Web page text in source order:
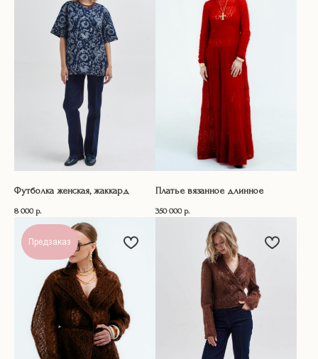
Футболка женская, жаккард
8 000 р.
Платье вязанное длинное
350 000 р.
Предзаказ